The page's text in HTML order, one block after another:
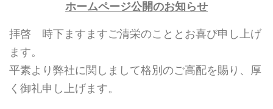
ホームページ公開のお知らせ
拝啓 時下ますますご清栄のこととお喜び申し上げ
ます。
平素より弊社に関しまして格別のご高配を賜り、厚
く御礼申し上げます。